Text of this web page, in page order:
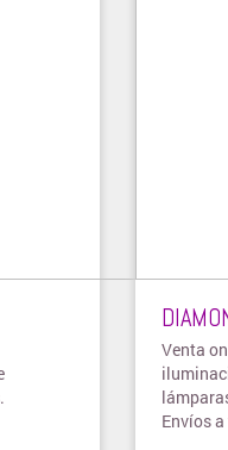
Venta
Envíos